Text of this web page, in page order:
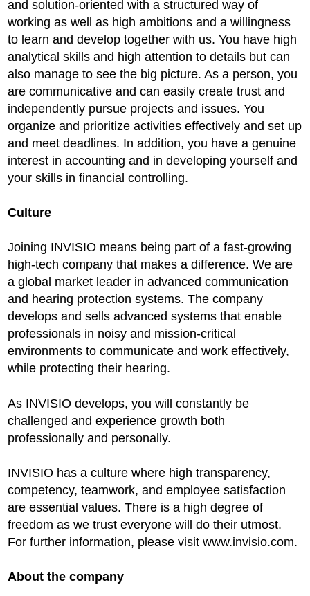
and solution-oriented with a structured way of
working as well as high ambitions and a willingness
to learn and develop together with us. You have high
analytical skills and high attention to details but can
also manage to see the big picture. As a person, you
are communicative and can easily create trust and
independently pursue projects and issues. You
organize and prioritize activities effectively and set up
and meet deadlines. In addition, you have a genuine
interest in accounting and in developing yourself and
your skills in financial controlling.
Culture
Joining INVISIO means being part of a fast-growing
high-tech company that makes a difference. We are
a global market leader in advanced communication
and hearing protection systems. The company
develops and sells advanced systems that enable
professionals in noisy and mission-critical
environments to communicate and work effectively,
while protecting their hearing.
As INVISIO develops, you will constantly be
challenged and experience growth both
professionally and personally.
INVISIO has a culture where high transparency,
competency, teamwork, and employee satisfaction
are essential values. There is a high degree of
freedom as we trust everyone will do their utmost.
For further information, please visit www.invisio.com.
About the company